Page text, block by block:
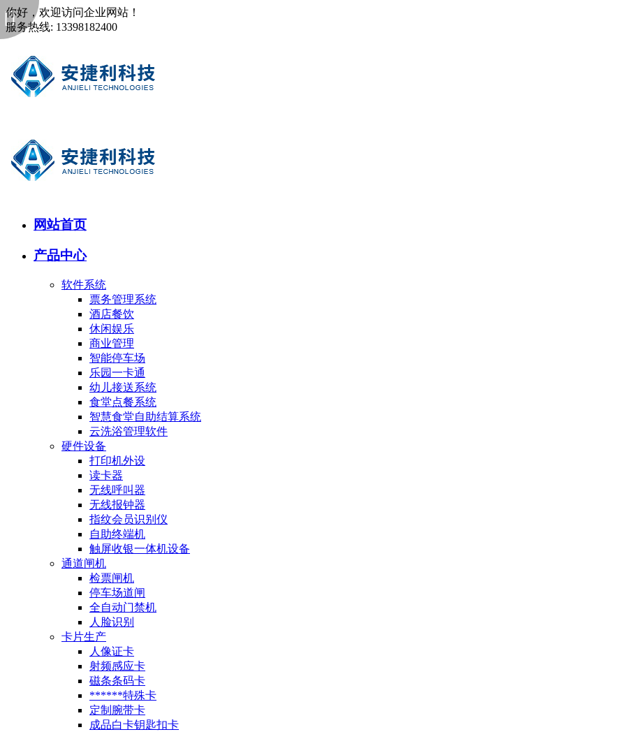
你好，欢迎访问企业网站！
服务热线: 13398182400
网站首页
产品中心
软件系统
票务管理系统
酒店餐饮
休闲娱乐
商业管理
智能停车场
乐园一卡通
幼儿接送系统
食堂点餐系统
智慧食堂自助结算系统
云洗浴管理软件
硬件设备
打印机外设
读卡器
无线呼叫器
无线报钟器
指纹会员识别仪
自助终端机
触屏收银一体机设备
通道闸机
检票闸机
停车场道闸
全自动门禁机
人脸识别
卡片生产
人像证卡
射频感应卡
磁条条码卡
******特殊卡
定制腕带卡
成品白卡钥匙扣卡